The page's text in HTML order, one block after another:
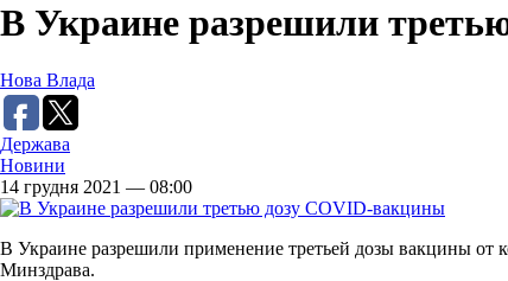
В Украине разрешили
Нова Влада
Держава
Новини
14 грудня 2021 — 08:00
В Украине разрешили применение третьей дозы вакцины от
Минздрава.